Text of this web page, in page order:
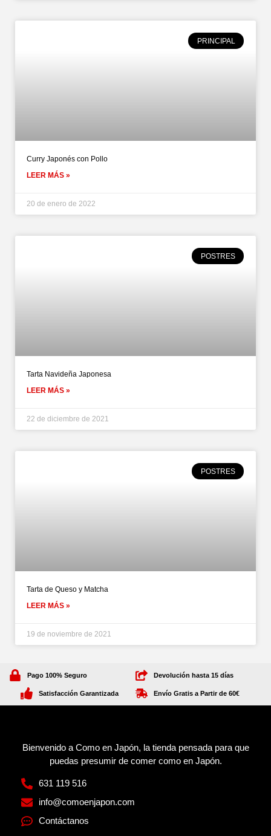
PRINCIPAL
Curry Japonés con Pollo
LEER MÁS »
20 de enero de 2022
POSTRES
Tarta Navideña Japonesa
LEER MÁS »
22 de diciembre de 2021
POSTRES
Tarta de Queso y Matcha
LEER MÁS »
19 de noviembre de 2021
Pago 100% Seguro Devolución hasta 15 días
Satisfacción Garantizada Envío Gratis a Partir de 60€
Bienvenido a Como en Japón, la tienda pensada para que
puedas presumir de comer como en Japón.
631 119 516
info@comoenjapon.com
Contáctanos